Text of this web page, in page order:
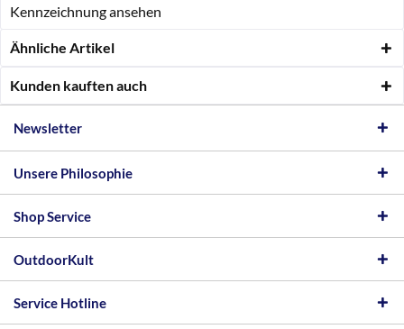
Kennzeichnung ansehen
Ähnliche Artikel
Kunden kauften auch
Newsletter
Unsere Philosophie
Shop Service
OutdoorKult
Service Hotline